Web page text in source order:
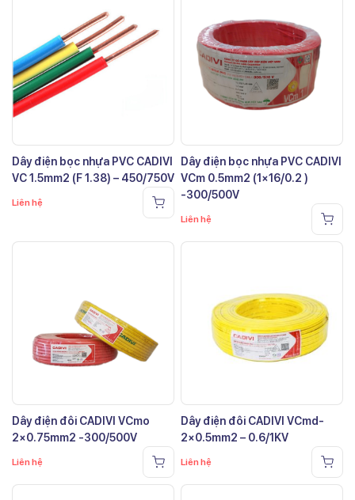
Dây điện bọc nhựa PVC CADIVI
VC 1.5mm2 (F 1.38) – 450/750V
Liên hệ
Dây điện bọc nhựa PVC CADIVI
VCm 0.5mm2 (1×16/0.2 )
-300/500V
Liên hệ
Dây điện đôi CADIVI VCmo
2×0.75mm2 -300/500V
Liên hệ
Dây điện đôi CADIVI VCmd-
2×0.5mm2 – 0.6/1KV
Liên hệ